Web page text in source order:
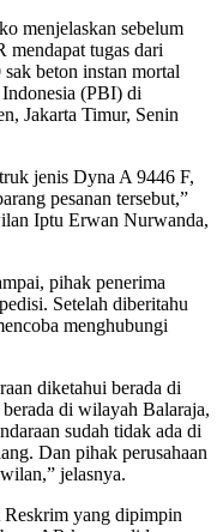
menjelaskan sebelum
mendapat tugas dari
beton instan mortal
(PBI) di
Jakarta Timur, Senin
jenis Dyna A 9446 F,
pesanan tersebut,”
Iptu Erwan Nurwanda,
pihak penerima
Setelah diberitahu
menghubungi
diketahui berada di
di wilayah Balaraja,
sudah tidak ada di
Dan pihak perusahaan
jelasnya.
yang dipimpin